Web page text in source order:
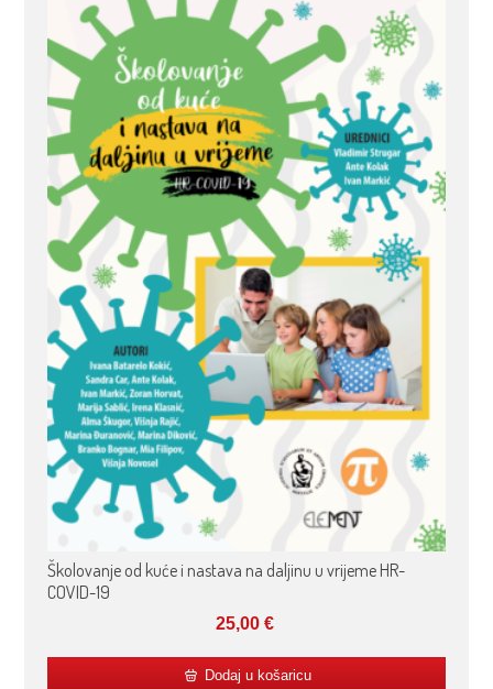
Školovanje od kuće i nastava na daljinu u vrijeme HR-
COVID-19
25,00 €
Dodaj u košaricu